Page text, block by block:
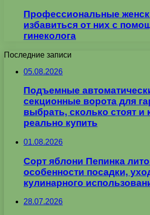
Профессиональные
избавиться от них с
гинеколога
Последние записи
05.08.2026
Подъемные
секционные ворота для
выбрать, сколько стоят и
реально купить
01.08.2026
Сорт яблони Пепинка
особенности посадки,
кулинарного
28.07.2026